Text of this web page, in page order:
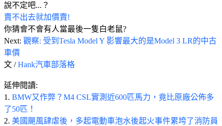
說不定吧...？
賣不出去就加價賣!
你猜會不會有人當最後一隻白老鼠?
Next: 觀察: 受到Tesla Model Y 影響最大的是Model 3 LR的中古
車價
文 /Hank汽車部落格
延伸閱讀:
1. BMW又作弊？M4 CSL實測近600匹馬力，竟比原廠公佈多
了50匹！
2. 美國颶風肆虐後，多起電動車泡水後起火事件累垮了消防員